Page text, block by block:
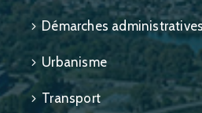
Démarches
Urbanisme
Transport